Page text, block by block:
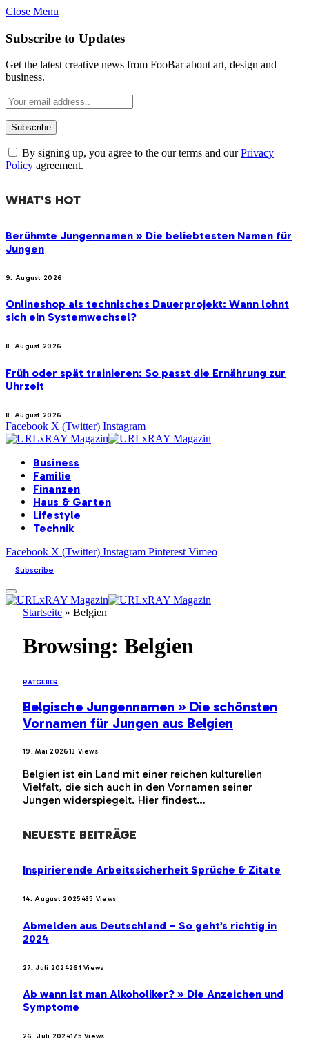
Close Menu
Subscribe to Updates
Get the latest creative news from FooBar about art, design and
business.
By signing up, you agree to the our terms and ourPrivacy
Policy agreement.
WHAT'S HOT
Berühmte Jungennamen » Die beliebtesten Namen für
Jungen
9. August 2026
Onlineshop als technisches Dauerprojekt: Wann lohnt
sich ein Systemwechsel?
8. August 2026
Früh oder spät trainieren: So passt die Ernährung zur
Uhrzeit
8. August 2026
Facebook X (Twitter) Instagram
Business
Familie
Finanzen
Haus & Garten
Lifestyle
Technik
Facebook X (Twitter) Instagram Pinterest Vimeo
Subscribe
Startseite » Belgien
Browsing: Belgien
RATGEBER
Belgische Jungennamen » Die schönsten
Vornamen für Jungen aus Belgien
19. Mai 202613 Views
Belgien ist ein Land mit einer reichen kulturellen
Vielfalt, die sich auch in den Vornamen seiner
Jungen widerspiegelt. Hier findest…
NEUESTE BEITRÄGE
Inspirierende Arbeitssicherheit Sprüche & Zitate
14. August 2025435 Views
Abmelden aus Deutschland – So geht’s richtig in
2024
27. Juli 2024261Views
Ab wann ist man Alkoholiker? » Die Anzeichen und
Symptome
26. Juli 2024175Views